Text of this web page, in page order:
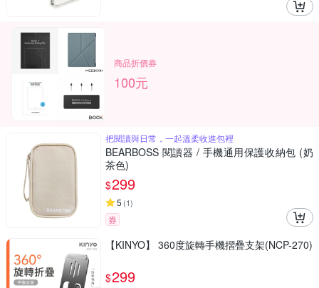
商品折價券
100元
把閱讀與日常，一起溫柔收進包裡
BEARBOSS 閱讀器 / 手機通用保護收納包 (奶
茶色)
$299
5 (1)
券
【KINYO】 360度旋轉手機摺疊支架(NCP-270)
$299